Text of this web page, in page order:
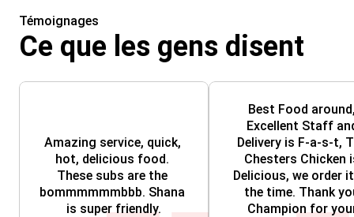
Témoignages
Ce que les gens disent
Amazing service, quick,
hot, delicious food.
These subs are the
bommmmmmbbb. Shana
is super friendly.
Best Food
Excellent Staff
Delivery is F-a-s-t,
Chesters Chicken
Delicious, we order
the time. Thank
Champion for